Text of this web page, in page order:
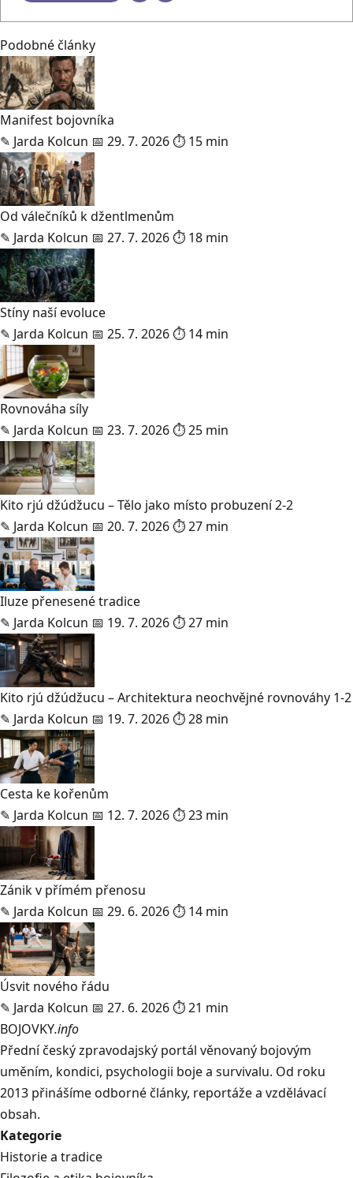
Podobné články
Manifest bojovníka
✎ Jarda Kolcun 📅 29. 7. 2026⏱ 15 min
Od válečníků k džentlmenům
✎ Jarda Kolcun 📅 27. 7. 2026⏱ 18 min
Stíny naší evoluce
✎ Jarda Kolcun 📅 25. 7. 2026⏱ 14 min
Rovnováha síly
✎ Jarda Kolcun 📅 23. 7. 2026⏱ 25 min
Kito rjú džúdžucu – Tělo jako místo probuzení 2-2
✎ Jarda Kolcun 📅 20. 7. 2026⏱ 27 min
Iluze přenesené tradice
✎ Jarda Kolcun 📅 19. 7. 2026⏱ 27 min
Kito rjú džúdžucu – Architektura neochvějné rovnováhy 1-2
✎ Jarda Kolcun 📅 19. 7. 2026⏱ 28 min
Cesta ke kořenům
✎ Jarda Kolcun 📅 12. 7. 2026⏱ 23 min
Zánik v přímém přenosu
✎ Jarda Kolcun 📅 29. 6. 2026⏱ 14 min
Úsvit nového řádu
✎ Jarda Kolcun 📅 27. 6. 2026⏱ 21 min
BOJOVKY.info
Přední český zpravodajský portál věnovaný bojovým
uměním, kondici, psychologii boje a survivalu. Od roku
2013 přinášíme odborné články, reportáže a vzdělávací
obsah.
Kategorie
Historie a tradice